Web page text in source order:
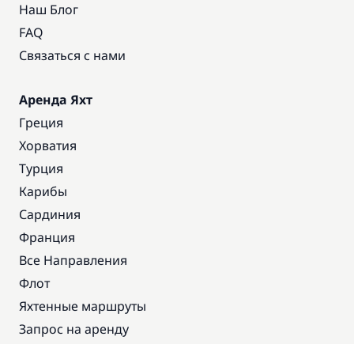
Наш Блог
FAQ
Связаться с нами
Аренда Яхт
Греция
Хорватия
Турция
Карибы
Сардиния
Франция
Все Направления
Флот
Яхтенные маршруты
Запрос на аренду